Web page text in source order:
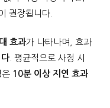
권장됩니다.
효과가 나타나며, 효과
. 평균적으로 사정 시
은 10분 이상 지연 효과